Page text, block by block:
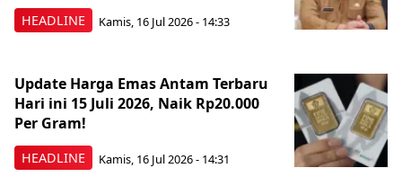
HEADLINE Kamis, 16 Jul 2026 - 14:33
HEADLINE
Update Harga Emas Antam Terbaru
Hari ini 15 Juli 2026, Naik Rp20.000
Per Gram!
Kamis, 16 Jul 2026 - 14:31